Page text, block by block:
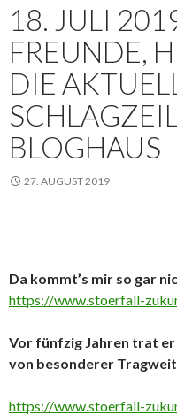
18. JULI
FREUNDE,
DIE
BLOGHAUS
27. AUGUST 2019
Da kommt’s mir so gar
https://www.stoerfall-
Vor fünfzig Jahren trat er
von besonderer
https://www.stoerfall-